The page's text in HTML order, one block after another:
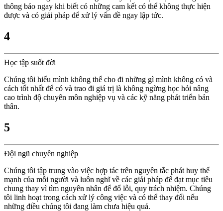
thông báo ngay khi biết có những cam kết có thể không thực hiện
được và có giải pháp để xử lý vấn đề ngay lập tức.
4
Học tập suốt đời
Chúng tôi hiểu mình không thể cho đi những gì mình không có và
cách tốt nhất để có và trao đi giá trị là không ngừng học hỏi nâng
cao trình độ chuyên môn nghiệp vụ và các kỹ năng phát triển bản
thân.
5
Đội ngũ chuyên nghiệp
Chúng tôi tập trung vào việc hợp tác trên nguyên tắc phát huy thế
mạnh của mỗi người và luôn nghĩ về các giải pháp để đạt mục tiêu
chung thay vì tìm nguyên nhân để đổ lỗi, quy trách nhiệm. Chúng
tôi linh hoạt trong cách xử lý công việc và có thể thay đổi nếu
những điều chúng tôi đang làm chưa hiệu quả.